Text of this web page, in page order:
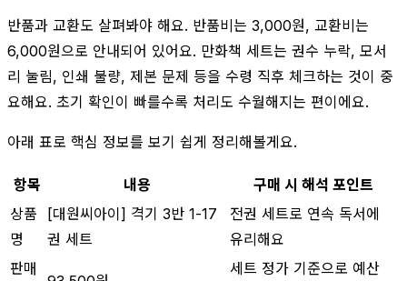
반품과 교환도 살펴봐야 해요. 반품비는 3,000원, 교환비는
6,000원으로 안내되어 있어요. 만화책 세트는 권수 누락, 모서
리 눌림, 인쇄 불량, 제본 문제 등을 수령 직후 체크하는 것이 중
요해요. 초기 확인이 빠를수록 처리도 수월해지는 편이에요.
아래 표로 핵심 정보를 보기 쉽게 정리해볼게요.
항목 내용
구매 시 해석 포인트
상품
명
[대원씨아이] 격기 3반 1-17
권 세트
전권 세트로 연속 독서에
유리해요
판매
세트 정가 기준으로 예산